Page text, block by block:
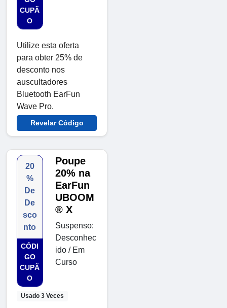
CUPÃ
O
Utilize esta oferta
para obter 25% de
desconto nos
auscultadores
Bluetooth EarFun
Wave Pro.
Revelar Código
20
%
De
De
sco
nto
CÓDI
GO
CUPÃ
O
Usado 3 Veces
Poupe
20% na
EarFun
UBOOM
® X
Suspenso:
Desconhec
ido / Em
Curso